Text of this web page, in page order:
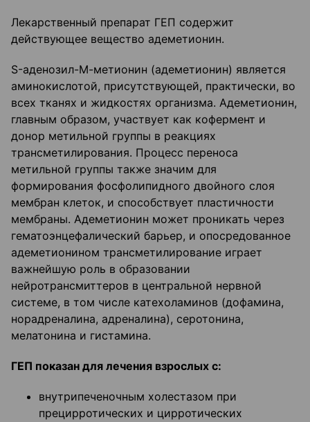
Лекарственный препарат ГЕП содержит
действующее вещество адеметионин.
S-аденозил-М-метионин (адеметионин) является
аминокислотой, присутствующей, практически, во
всех тканях и жидкостях организма. Адеметионин,
главным образом, участвует как кофермент и
донор метильной группы в реакциях
трансметилирования. Процесс переноса
метильной группы также значим для
формирования фосфолипидного двойного слоя
мембран клеток, и способствует пластичности
мембраны. Адеметионин может проникать через
гематоэнцефалический барьер, и опосредованное
адеметионином трансметилирование играет
важнейшую роль в образовании
нейротрансмиттеров в центральной нервной
системе, в том числе катехоламинов (дофамина,
норадреналина, адреналина), серотонина,
мелатонина и гистамина.
ГЕП показан для лечения взрослых с:
внутрипеченочным холестазом при
прецирротических и цирротических